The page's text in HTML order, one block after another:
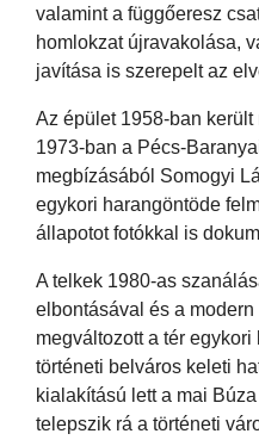
valamint a függőeresz
homlokzat újravakolása,
javítása is szerepelt az
Az épület 1958-ban
1973-ban a Pécs-
megbízásából Somogyi
egykori harangöntöde
állapotot fotókkal is
A telkek 1980-as
elbontásával és a
megváltozott a tér
történeti belváros keleti
kialakítású lett a mai
telepszik rá a történeti